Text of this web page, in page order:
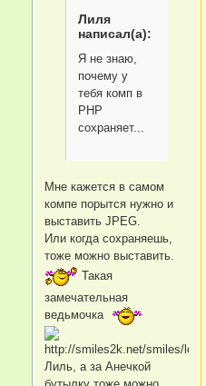
Лиля
написал(а):
Я не знаю,
почему у
тебя комп в
PHP
сохраняет...
Мне кажется в самом
компе порытся нужно и
выставить JPЕG.
Или когда сохраняешь,
тоже можно выставить.
Такая
замечательная
ведьмочка
Лиль, а за Анечкой
бутылку тоже можно